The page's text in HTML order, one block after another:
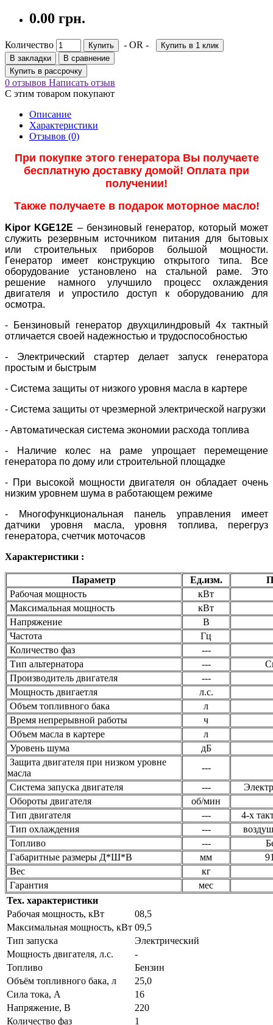
0.00 грн.
Количество Купить - OR -
Купить в 1 клик
В закладки
В сравнение
Купить в рассрочку
0 отзывов Написать отзыв
С этим товаром покупают
Описание
Характеристики
Отзывов (0)
При покупке этого генератора Вы получаете
бесплатную доставку домой! Оплата при
получении!
Также получаете в подарок моторное масло!
Kipor KGE12E – бензиновый генератор, который может
служить резервным источником питания для бытовых
или строительных приборов большой мощности.
Генератор имеет конструкцию открытого типа. Все
оборудование установлено на стальной раме. Это
решение намного улучшило процесс охлаждения
двигателя и упростило доступ к оборудованию для
осмотра.
- Бензиновый генератор двухцилиндровый 4х тактный
отличается своей надежностью и трудоспособностью
- Электрический стартер делает запуск генератора
простым и быстрым
- Система защиты от низкого уровня масла в картере
- Система защиты от чрезмерной электрической нагрузки
- Автоматическая система экономии расхода топлива
- Наличие колес на раме упрощает перемещение
генератора по дому или строительной площадке
- При высокой мощности двигателя он обладает очень
низким уровнем шума в работающем режиме
- Многофункциональная панель управления имеет
датчики уровня масла, уровня топлива, перегруз
генератора, счетчик моточасов
Характеристики :
Параметр Ед.изм.
Рабочая мощность
кВт
Максимальная мощность
кВт
Напряжение
В
Частота
Гц
Количество фаз
---
Тип альтернатора
---
Производитель двигателя
---
Мощность двигаетля
л.с.
Объем топливного бака
л
Время непрерывной работы
ч
Объем масла в картере
л
Уровень шума
дБ
Защита двигателя при низком уровне
масла
---
Система запуска двигателя
---
Обороты двигателя
об/мин
Тип двигателя
---
4-х
Тип охлаждения
---
Топливо
---
Габаритные размеры Д*Ш*В
мм
Вес
кг
Гарантия
мес
Тех. характеристики
Рабочая мощность, кВт
08,5
Максимальная мощность, кВт 09,5
Тип запуска
Электрический
Мощность двигателя, л.с.
-
Топливо
Бензин
Объём топливного бака, л
25,0
Сила тока, А
16
Напряжение, В
220
Количество фаз
1